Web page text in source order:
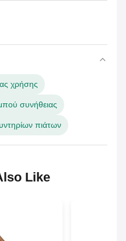
χρήσης
συνήθειας
πιάτων
Like